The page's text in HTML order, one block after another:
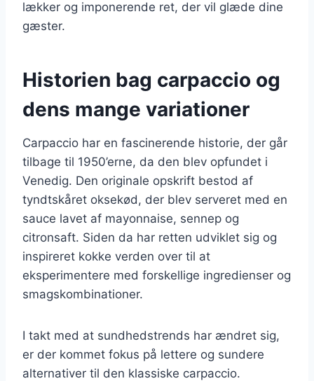
lækker og imponerende ret, der vil glæde dine
gæster.
Historien bag carpaccio og
dens mange variationer
Carpaccio har en fascinerende historie, der går
tilbage til 1950’erne, da den blev opfundet i
Venedig. Den originale opskrift bestod af
tyndtskåret oksekød, der blev serveret med en
sauce lavet af mayonnaise, sennep og
citronsaft. Siden da har retten udviklet sig og
inspireret kokke verden over til at
eksperimentere med forskellige ingredienser og
smagskombinationer.
I takt med at sundhedstrends har ændret sig,
er der kommet fokus på lettere og sundere
alternativer til den klassiske carpaccio.